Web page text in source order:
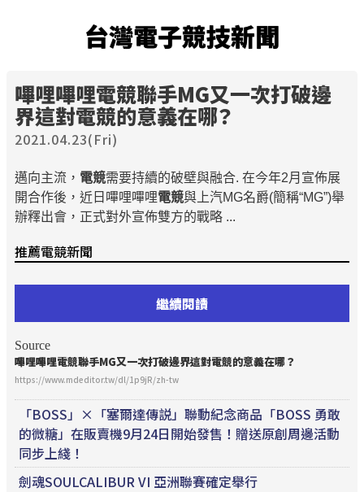
台灣電子競技新聞
嗶哩嗶哩電競聯手MG又一次打破邊
界這對電競的意義在哪？
2021.04.23(Fri)
邁向主流， 電競需要持續的破壁與融合. 在今年2月宣佈展
開合作後，近日嗶哩嗶哩電競與上汽MG名爵(簡稱“MG”)舉
辦釋出會，正式對外宣佈雙方的戰略 ...
推薦電競新聞
繼續閱讀
Source
嗶哩嗶哩電競聯手MG又一次打破邊界這對電競的意義在哪？
https://www.mdeditor.tw/dl/1p9jR/zh-tw
「BOSS」×「塞爾達傳説」聯動紀念商品「BOSS 勇敢
的微糖」在販賣機9月24日開始發售！贈送原創周邊活動
同步上綫！
劍魂SOULCALIBUR VI 亞洲聯賽確定舉行